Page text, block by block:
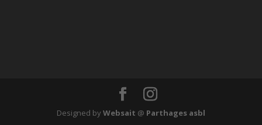
Designed byWebsait @ Parthages asbl